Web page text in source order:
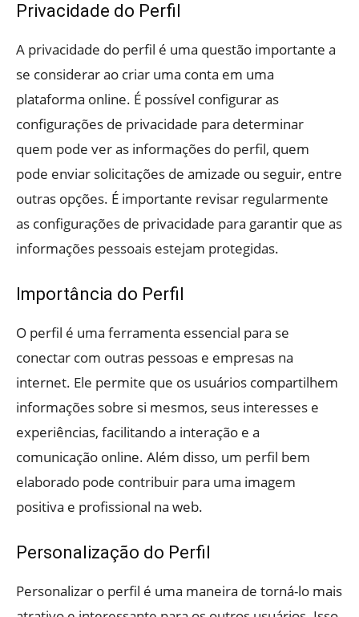
Privacidade do Perfil
A privacidade do perfil é uma questão importante a
se considerar ao criar uma conta em uma
plataforma online. É possível configurar as
configurações de privacidade para determinar
quem pode ver as informações do perfil, quem
pode enviar solicitações de amizade ou seguir, entre
outras opções. É importante revisar regularmente
as configurações de privacidade para garantir que as
informações pessoais estejam protegidas.
Importância do Perfil
O perfil é uma ferramenta essencial para se
conectar com outras pessoas e empresas na
internet. Ele permite que os usuários compartilhem
informações sobre si mesmos, seus interesses e
experiências, facilitando a interação e a
comunicação online. Além disso, um perfil bem
elaborado pode contribuir para uma imagem
positiva e profissional na web.
Personalização do Perfil
Personalizar o perfil é uma maneira de torná-lo mais